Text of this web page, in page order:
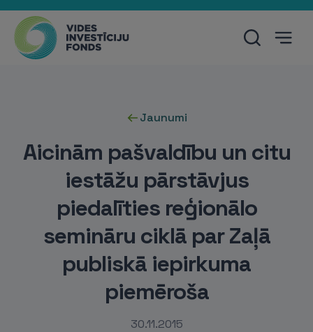
Jaunumi
Aicinām pašvaldību un citu
iestāžu pārstāvjus
piedalīties reģionālo
semināru ciklā par Zaļā
publiskā iepirkuma
piemēroša
30.11.2015